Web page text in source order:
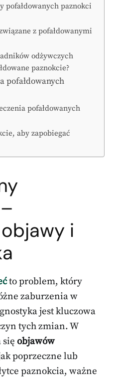
pofałdowanych paznokci
z pofałdowanymi
odżywczych
paznokcie?
pofałdowanych
pofałdowanych
aby zapobiegać
i
to problem, który
zaburzenia w
jest kluczowa
tych zmian. W
objawów
poprzeczne lub
paznokcia, ważne